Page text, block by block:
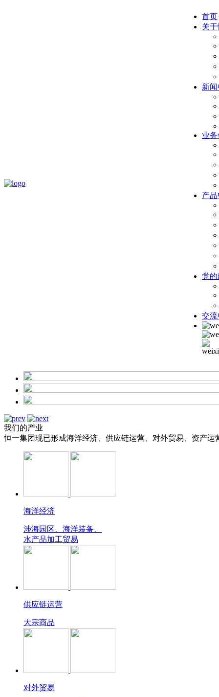
首页
关
新
业
产
党
交
我们的产业
恒一集团现已形成海洋经济、供应链运营、对外贸易、资产运
海洋经济
涉海园区、海洋装备、
水产品加工贸易
供应链运营
大宗商品
对外贸易